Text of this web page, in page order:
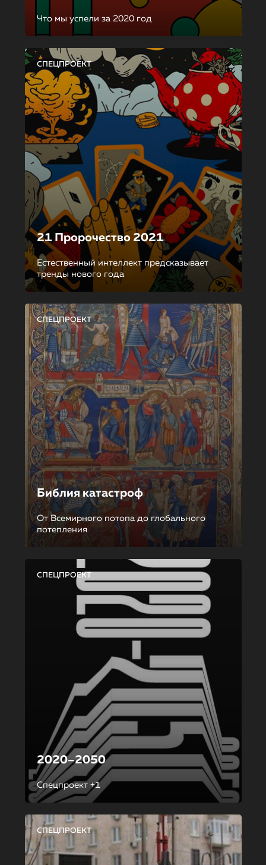
Что мы успели за 2020 год
СПЕЦПРОЕКТ
21 Пророчество 2021
Естественный интеллект предсказывает
тренды нового года
СПЕЦПРОЕКТ
Библия катастроф
От Всемирного потопа до глобального
потепления
СПЕЦПРОЕКТ
2020–2050
Спецпроект +1
СПЕЦПРОЕКТ